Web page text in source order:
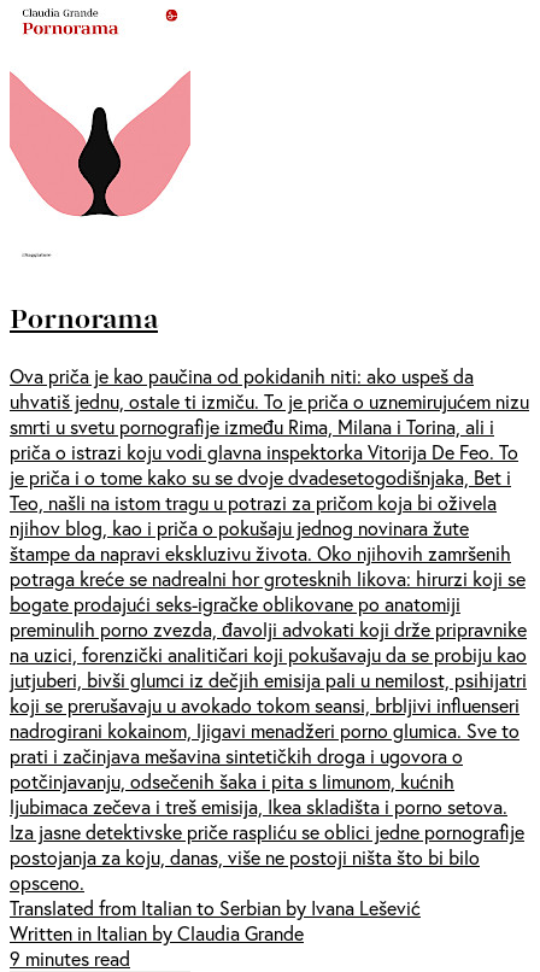
Pornorama
Ova priča je kao paučina od pokidanih niti: ako uspeš da
uhvatiš jednu, ostale ti izmiču. To je priča o uznemirujućem nizu
smrti u svetu pornografije između Rima, Milana i Torina, ali i
priča o istrazi koju vodi glavna inspektorka Vitorija De Feo. To
je priča i o tome kako su se dvoje dvadesetogodišnjaka, Bet i
Teo, našli na istom tragu u potrazi za pričom koja bi oživela
njihov blog, kao i priča o pokušaju jednog novinara žute
štampe da napravi ekskluzivu života. Oko njihovih zamršenih
potraga kreće se nadrealni hor grotesknih likova: hirurzi koji se
bogate prodajući seks-igračke oblikovane po anatomiji
preminulih porno zvezda, đavolji advokati koji drže pripravnike
na uzici, forenzički analitičari koji pokušavaju da se probiju kao
jutjuberi, bivši glumci iz dečjih emisija pali u nemilost, psihijatri
koji se prerušavaju u avokado tokom seansi, brbljivi influenseri
nadrogirani kokainom, ljigavi menadžeri porno glumica. Sve to
prati i začinjava mešavina sintetičkih droga i ugovora o
potčinjavanju, odsečenih šaka i pita s limunom, kućnih
ljubimaca zečeva i treš emisija, Ikea skladišta i porno setova.
Iza jasne detektivske priče raspliću se oblici jedne pornografije
postojanja za koju, danas, više ne postoji ništa što bi bilo
opsceno.
Translated from Italian to Serbian by Ivana Lešević
Written in Italian by Claudia Grande
9 minutes read